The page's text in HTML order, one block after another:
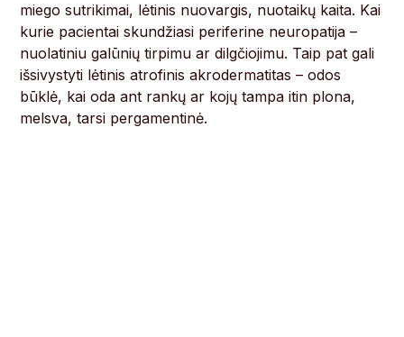
miego sutrikimai, lėtinis nuovargis, nuotaikų kaita. Kai
kurie pacientai skundžiasi periferine neuropatija –
nuolatiniu galūnių tirpimu ar dilgčiojimu. Taip pat gali
išsivystyti lėtinis atrofinis akrodermatitas – odos
būklė, kai oda ant rankų ar kojų tampa itin plona,
melsva, tarsi pergamentinė.